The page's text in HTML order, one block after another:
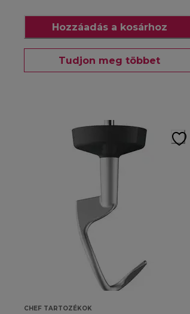
Hozzáadás a kosárhoz
Tudjon meg többet
CHEF TARTOZÉKOK